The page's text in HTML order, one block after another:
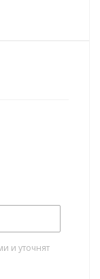
и уточнят